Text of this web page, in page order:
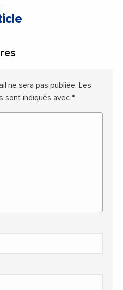
ne sera pas publiée. Les
sont indiqués avec *